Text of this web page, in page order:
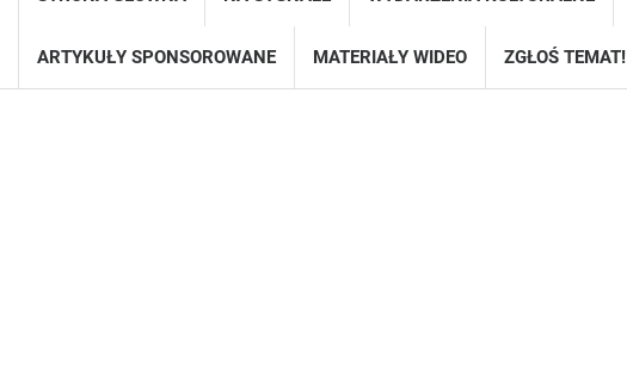
ARTYKUŁY SPONSOROWANE MATERIAŁY WIDEO ZGŁOŚ TEMAT!